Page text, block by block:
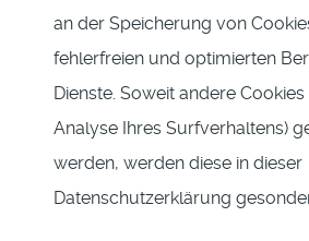
an der Speicherung von
fehlerfreien und optimierten
Dienste. Soweit andere
Analyse Ihres Surfverhaltens)
werden, werden diese in dieser
Datenschutzerklärung